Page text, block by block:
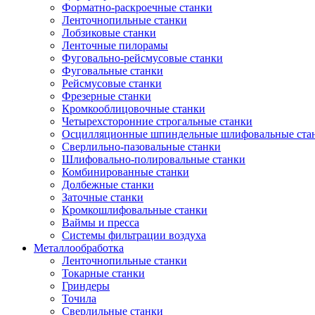
Форматно-раскроечные станки
Ленточнопильные станки
Лобзиковые станки
Ленточные пилорамы
Фуговально-рейсмусовые станки
Фуговальные станки
Рейсмусовые станки
Фрезерные станки
Кромкооблицовочные станки
Четырехсторонние строгальные станки
Осцилляционные шпиндельные шлифовальные
Сверлильно-пазовальные станки
Шлифовально-полировальные станки
Комбинированные станки
Долбежные станки
Заточные станки
Кромкошлифовальные станки
Ваймы и пресса
Системы фильтрации воздуха
Металлообработка
Ленточнопильные станки
Токарные станки
Гриндеры
Точила
Сверлильные станки